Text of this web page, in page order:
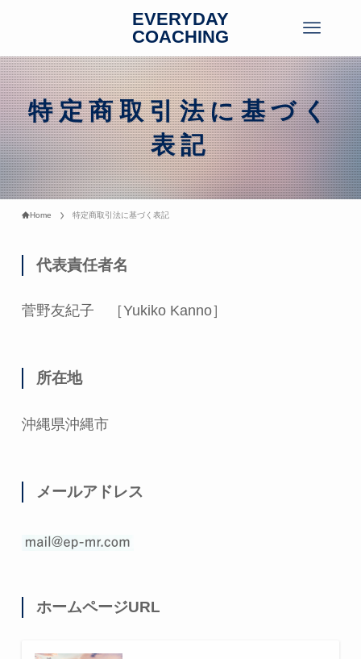
EVERYDAY
COACHING
特定商取引法に基づく
表記
Home 特定商取引法に基づく表記
代表責任者名
菅野友紀子 ［Yukiko Kanno］
所在地
沖縄県沖縄市
メールアドレス
ホームページURL